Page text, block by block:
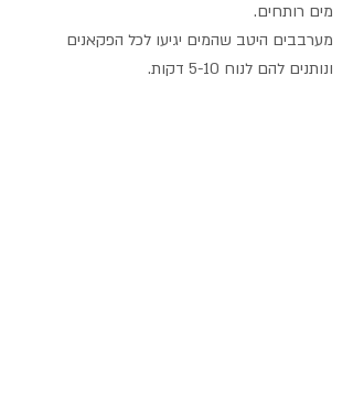
מים רותחים.
מערבבים היטב שהמים יגיעו לכל הפקאנים
ונותנים להם לנוח 5-10 דקות.